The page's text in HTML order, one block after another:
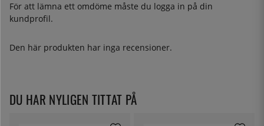
För att lämna ett omdöme måste du logga in på din
kundprofil.
Den här produkten har inga recensioner.
DU HAR NYLIGEN TITTAT PÅ